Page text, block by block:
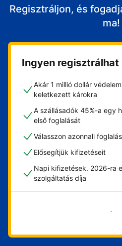
Regisztráljon, és
ma!
Ingyen regisztrálhat
Akár 1 millió dollár
keletkezett károkra
A szállásadók 45%-a egy
első foglalását
Válasszon azonnali
Elősegítjük kifizetéseit
Napi kifizetések. 2026-ra
szolgáltatás díja
Vágjon bele